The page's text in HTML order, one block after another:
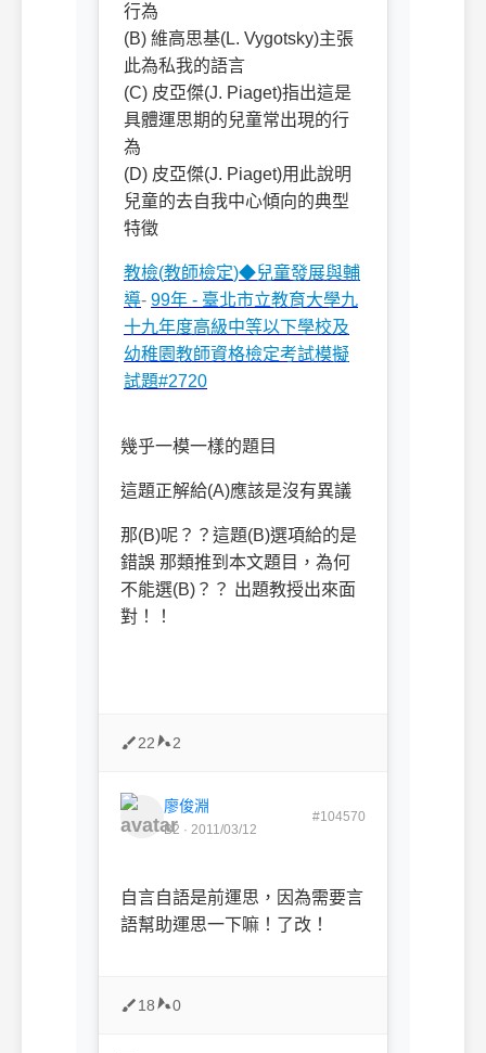
行為
(B) 維高思基(L. Vygotsky)主張
此為私我的語言
(C) 皮亞傑(J. Piaget)指出這是
具體運思期的兒童常出現的行
為
(D) 皮亞傑(J. Piaget)用此說明
兒童的去自我中心傾向的典型
特徵
教檢(教師檢定)◆兒童發展與輔
導- 99年 - 臺北市立教育大學九
十九年度高級中等以下學校及
幼稚園教師資格檢定考試模擬
試題#2720
幾乎一模一樣的題目
這題正解給(A)應該是沒有異議
那(B)呢？？這題(B)選項給的是
錯誤 那類推到本文題目，為何
不能選(B) ？？ 出題教授出來面
對！！
22 2
廖俊淵
B2 · 2011/03/12
#104570
自言自語是前運思，因為需要言
語幫助運思一下嘛！了改！
18 0